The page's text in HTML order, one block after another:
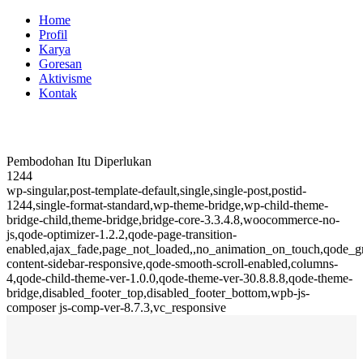
Home
Profil
Karya
Goresan
Aktivisme
Kontak
Pembodohan Itu Diperlukan
1244
wp-singular,post-template-default,single,single-post,postid-
1244,single-format-standard,wp-theme-bridge,wp-child-theme-
bridge-child,theme-bridge,bridge-core-3.3.4.8,woocommerce-no-
js,qode-optimizer-1.2.2,qode-page-transition-
content-sidebar-responsive,qode-smooth-scroll-enabled,columns-
4,qode-child-theme-ver-1.0.0,qode-theme-ver-30.8.8.8,qode-theme-
bridge,disabled_footer_top,disabled_footer_bottom,wpb-js-
composer js-comp-ver-8.7.3,vc_responsive